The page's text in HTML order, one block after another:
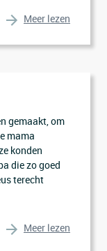
Meer lezen
gemaakt, om
mama
konden
die zo goed
terecht
Meer lezen